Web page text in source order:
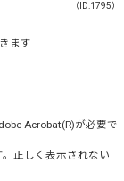
（ID:1795）
ます
Acrobat(R)が必要で
。正しく表示されない